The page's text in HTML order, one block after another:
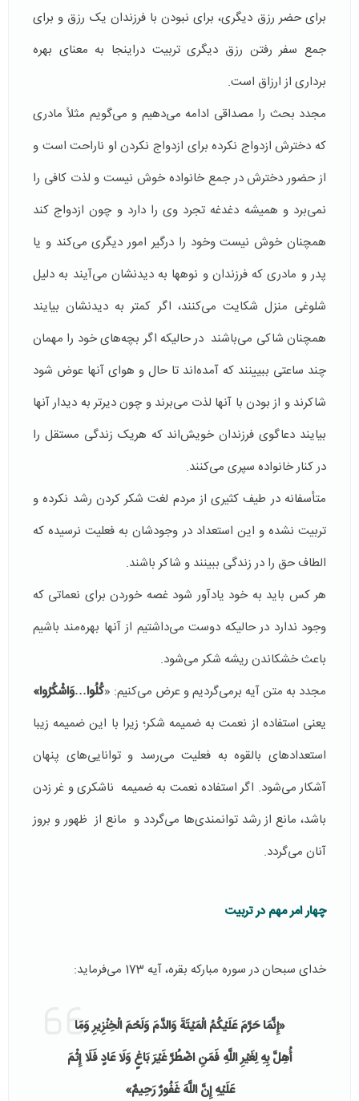
برای حضر رزق دیگری، برای نبودن با فرزندان یک رزق و برای
جمع سفر رفتن رزق دیگری تربیت دراینجا به معنای بهره
برداری از ارزاق است.
مجدد بحث را مصداقی ادامه می‌دهیم و می‌گویم مثلاً مادری
که دخترش ازدواج نکرده برای ازدواج نکردن او ناراحت است و
از حضور دخترش در جمع خانواده خوش نیست و لذت کافی را
نمی‌برد و همیشه دغدغه تجرد وی را دارد و چون ازدواج کند
همچنان خوش نیست وخود را درگیر امور دیگری می‌کند و یا
پدر و مادری که فرزندان و نوه‎ها به دیدنشان می‌آیند به دلیل
شلوغی منزل شکایت می‌کنند، اگر کمتر به دیدنشان بیایند
همچنان شاکی می‌باشند در حالیکه اگر بچه‌های خود را مهمان
چند ساعتی ببیینند که آمده‌اند تا حال و هوای آنها عوض شود
شاکرند و از بودن با آنها لذت می‌برند و چون دیرتر به دیدار آنها
بیایند دعاگوی فرزندان خویش‌اند که هریک زندگی مستقل را
در کنار خانواده‌ سپری می‌کنند.
متأسفانه در طیف کثیری از مردم لغت شکر کردن رشد نکرده و
تربیت نشده و این استعداد در وجودشان به فعلیت نرسیده که
الطاف حق را در زندگی ببینند و شاکر باشند.
هر کس باید به خود یادآور شود غصه خوردن برای نعماتی که
وجود ندارد در حالیکه دوست می‌داشتیم از آنها بهره‌مند باشیم
باعث خشکاندن ریشه شکر می‌شود.
مجدد به متن آیه برمی‌گردیم و عرض می‌کنیم: «كُلُوا…وَاشْكُرُوا»
یعنی استفاده از نعمت به ضمیمه شکر؛ زیرا با این ضمیمه زیبا
استعدادهای بالقوه به فعلیت می‌رسد و توانایی‌های پنهان
آشکار می‌شود. اگر استفاده نعمت به ضمیمه ناشکری و غر زدن
باشد، مانع از رشد توانمندی‌ها می‌گردد و مانع از ظهور و بروز
آنان می‌گردد.
چهار امر مهم در تربیت
خدای سبحان در سوره مبارکه بقره، آیه 173 می‌فرماید:
«إِنَّمَا حَرَّمَ عَلَيْكُمُ الْمَيْتَةَ وَالدَّمَ وَلَحْمَ الْخِنْزِيرِ وَمَا
أُهِلَّ بِهِ لِغَيْرِ اللَّهِ فَمَنِ اضْطُرَّ غَيْرَ بَاغٍ وَلَا عَادٍ فَلَا إِثْمَ
عَلَيْهِ إِنَّ اللَّهَ غَفُورٌ رَحِيمٌ»